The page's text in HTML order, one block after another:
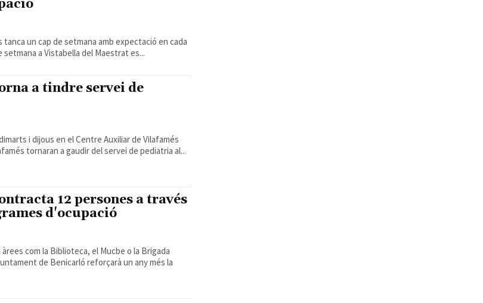
tanca un cap de setmana amb expectació en cada
de setmana a Vistabella del Maestrat es...
a tindre servei de
i dijous en el Centre Auxiliar de Vilafamés
tornaran a gaudir del servei de pediatria al...
12 persones a través
d'ocupació
com la Biblioteca, el Mucbe o la Brigada